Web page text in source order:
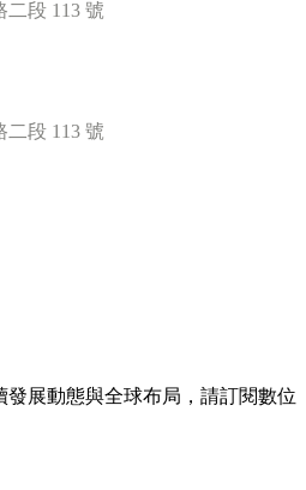
段 113 號
段 113 號
展動態與全球布局，請訂閱數位